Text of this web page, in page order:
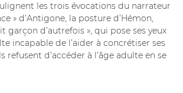
les trois évocations du narrateur
» d’Antigone, la posture d’Hémon,
garçon d’autrefois », qui pose ses yeux
incapable de l’aider à concrétiser ses
refusent d’accéder à l’âge adulte en se